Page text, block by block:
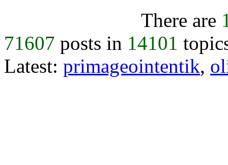
There are
71607 posts in 14101
Latest: primageointentik,